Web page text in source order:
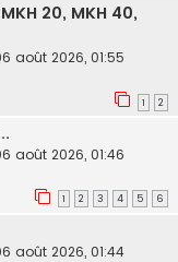
20, MKH 40,
août 2026, 01:55
1 2
août 2026, 01:46
1 2 3 4 5 6
août 2026, 01:44